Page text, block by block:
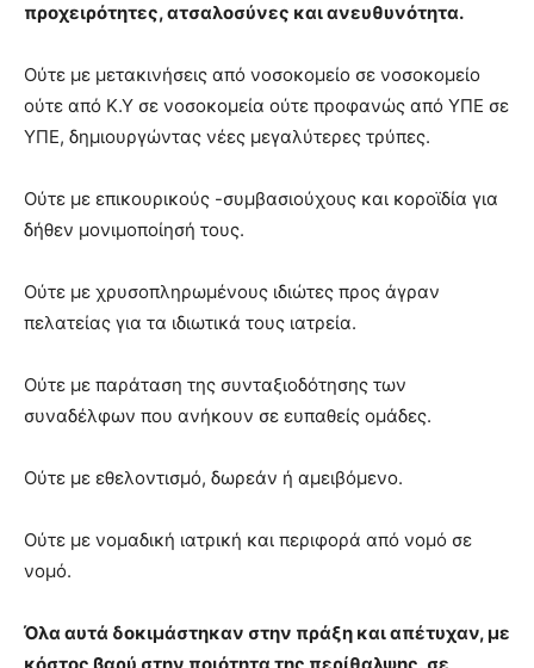
προχειρότητες, ατσαλοσύνες και ανευθυνότητα.
Ούτε με μετακινήσεις από νοσοκομείο σε νοσοκομείο
ούτε από Κ.Υ σε νοσοκομεία ούτε προφανώς από ΥΠΕ σε
ΥΠΕ, δημιουργώντας νέες μεγαλύτερες τρύπες.
Ούτε με επικουρικούς -συμβασιούχους και κοροϊδία για
δήθεν μονιμοποίησή τους.
Ούτε με χρυσοπληρωμένους ιδιώτες προς άγραν
πελατείας για τα ιδιωτικά τους ιατρεία.
Ούτε με παράταση της συνταξιοδότησης των
συναδέλφων που ανήκουν σε ευπαθείς ομάδες.
Ούτε με εθελοντισμό, δωρεάν ή αμειβόμενο.
Ούτε με νομαδική ιατρική και περιφορά από νομό σε
νομό.
Όλα αυτά δοκιμάστηκαν στην πράξη και απέτυχαν, με